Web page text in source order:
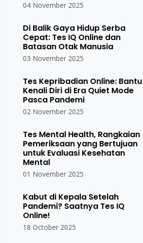
04 November 2025
Di Balik Gaya Hidup Serba
Cepat: Tes IQ Online dan
Batasan Otak Manusia
03 November 2025
Tes Kepribadian Online: Bantu
Kenali Diri di Era Quiet Mode
Pasca Pandemi
02 November 2025
Tes Mental Health, Rangkaian
Pemeriksaan yang Bertujuan
untuk Evaluasi Kesehatan
Mental
01 November 2025
Kabut di Kepala Setelah
Pandemi? Saatnya Tes IQ
Online!
18 October 2025